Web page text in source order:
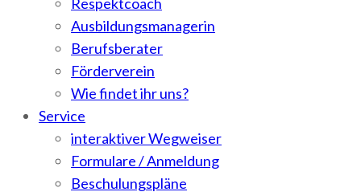
Ausbildungsmanagerin
Berufsberater
Förderverein
Wie findet ihr uns?
Service
interaktiver Wegweiser
Formulare / Anmeldung
Beschulungspläne